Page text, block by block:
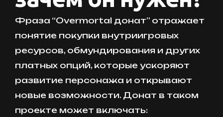
Фраза “Overmortal донат” отражает
понятие покупки внутриигровых
ресурсов, обмундирования и других
платных опций, которые ускоряют
развитие персонажа и открывают
новые возможности. Донат в таком
проекте может включать: